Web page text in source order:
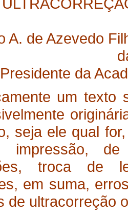
A. de Azevedo
Presidente da
um texto
seja ele qual
impressão,
troca de
em suma,
de ultracorreção